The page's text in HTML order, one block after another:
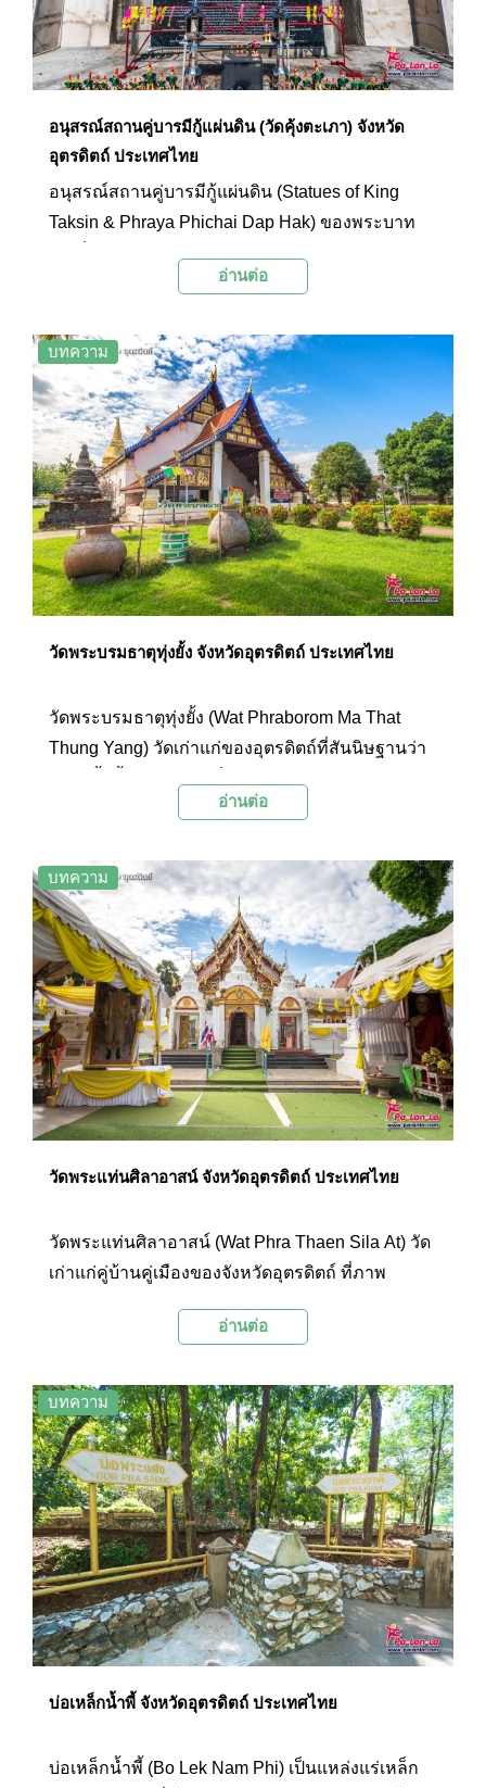
อนุสรณ์สถานคู่บารมีกู้แผ่นดิน (วัดคุ้งตะเภา) จังหวัด
อุตรดิตถ์ ประเทศไทย
อนุสรณ์สถานคู่บารมีกู้แผ่นดิน (Statues of King
Taksin & Phraya Phichai Dap Hak) ของพระบาท
หัก ที่ตั้งอยู่บริเวณด้านหน้าวัดคุ้งตะเภา วัดเก่าแก่
บริเวณนี้เคยเป็นทุ่งสมรภูมิสวางคบุรี สร้างขึ้นเป็น
อนุสรณ์สถานเพื่อรำลึกถึงเหตุการณ์สิ้นสุดสภาพ
จลาจลหลังการเสียกรุงศรีอยุธยาครั้งที่สอง และ
สามารถรวบรวมแผ่นดินไทยได้เป็นปึกแผ่น
อ่านต่อ
บทความ
วัดพระบรมธาตุทุ่งยั้ง จังหวัดอุตรดิตถ์ ประเทศไทย
วัดพระบรมธาตุทุ่งยั้ง (Wat Phraborom Ma That
Thung Yang) วัดเก่าแก่ของอุตรดิตถ์ที่สันนิษฐานว่า
ครองเมืองสุโขทัย ภายในวัดเป็นที่ประดิษฐานเจดีย์
ของพระพุทธเจ้า
อ่านต่อ
บทความ
วัดพระแท่นศิลาอาสน์ จังหวัดอุตรดิตถ์ ประเทศไทย
วัดพระแท่นศิลาอาสน์ (Wat Phra Thaen Sila At) วัด
เก่าแก่คู่บ้านคู่เมืองของจังหวัดอุตรดิตถ์ ที่ภาพ
แสดงถึงความศรัทธาเลื่อมใสและความสำคัญของ
อ่านต่อ
บทความ
บ่อเหล็กน้ำพี้ จังหวัดอุตรดิตถ์ ประเทศไทย
บ่อเหล็กน้ำพี้ (Bo Lek Nam Phi) เป็นแหล่งแร่เหล็ก